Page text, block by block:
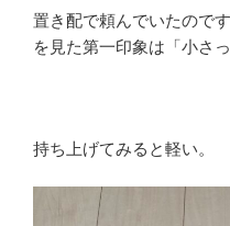
置き配で頼んでいたので
を見た第一印象は「小さっ
持ち上げてみると軽い。